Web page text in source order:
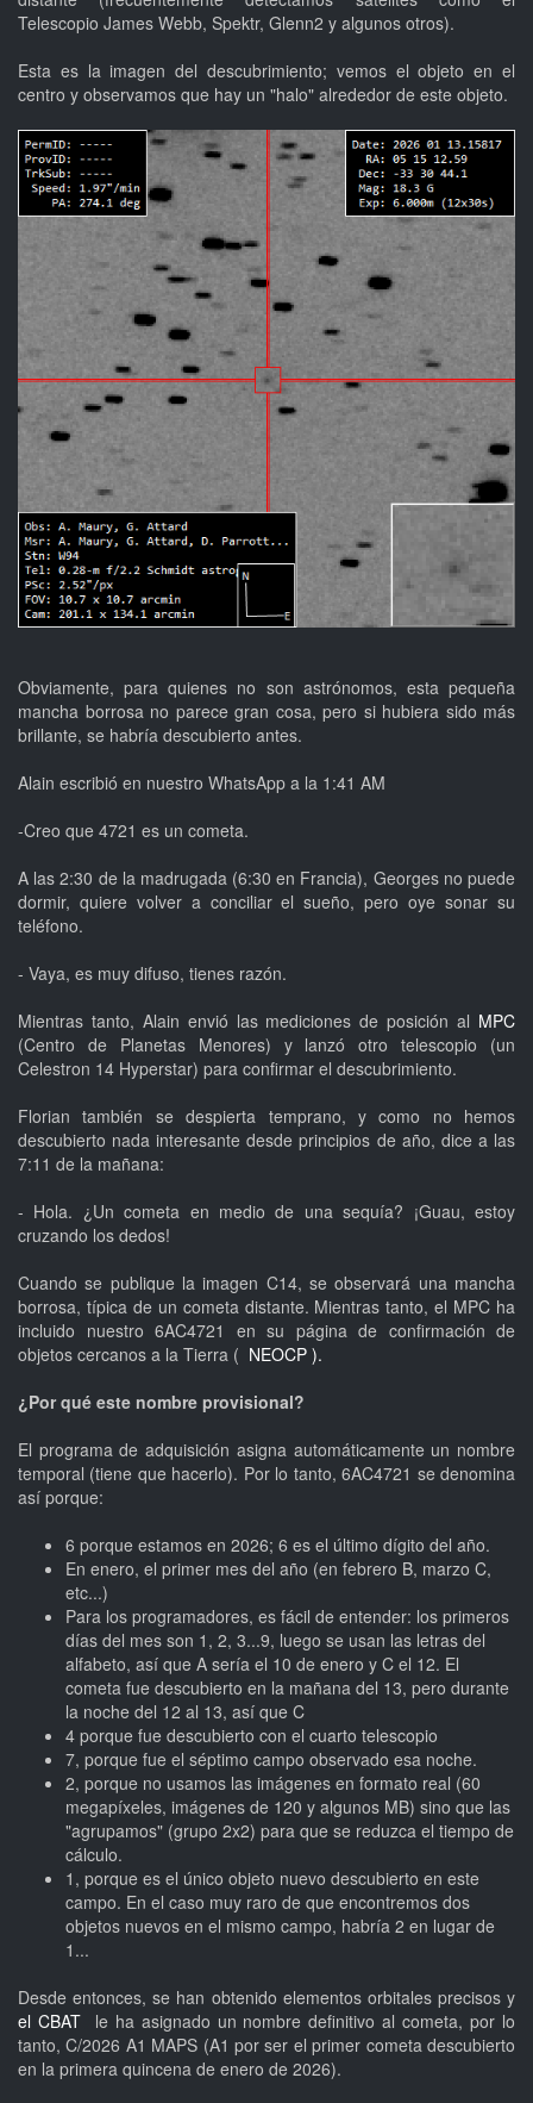
Telescopio James Webb, Spektr, Glenn2 y algunos otros).
Esta es la imagen del descubrimiento; vemos el objeto en el
centro y observamos que hay un "halo" alrededor de este objeto.
Obviamente, para quienes no son astrónomos, esta pequeña
mancha borrosa no parece gran cosa, pero si hubiera sido más
brillante, se habría descubierto antes.
Alain escribió en nuestro WhatsApp a la 1:41 AM
-Creo que 4721 es un cometa.
A las 2:30 de la madrugada (6:30 en Francia), Georges no puede
dormir, quiere volver a conciliar el sueño, pero oye sonar su
teléfono.
- Vaya, es muy difuso, tienes razón.
Mientras tanto, Alain envió las mediciones de posición al MPC
(Centro de Planetas Menores) y lanzó otro telescopio (un
Celestron 14 Hyperstar) para confirmar el descubrimiento.
Florian también se despierta temprano, y como no hemos
descubierto nada interesante desde principios de año, dice a las
7:11 de la mañana:
- Hola. ¿Un cometa en medio de una sequía? ¡Guau, estoy
cruzando los dedos!
Cuando se publique la imagen C14, se observará una mancha
borrosa, típica de un cometa distante. Mientras tanto, el MPC ha
incluido nuestro 6AC4721 en su página de confirmación de
objetos cercanos a la Tierra ( NEOCP ).
¿Por qué este nombre provisional?
El programa de adquisición asigna automáticamente un nombre
temporal (tiene que hacerlo). Por lo tanto, 6AC4721 se denomina
así porque:
6 porque estamos en 2026; 6 es el último dígito del año.
En enero, el primer mes del año (en febrero B, marzo C,
etc...)
Para los programadores, es fácil de entender: los primeros
días del mes son 1, 2, 3...9, luego se usan las letras del
alfabeto, así que A sería el 10 de enero y C el 12. El
cometa fue descubierto en la mañana del 13, pero durante
la noche del 12 al 13, así que C
4 porque fue descubierto con el cuarto telescopio
7, porque fue el séptimo campo observado esa noche.
2, porque no usamos las imágenes en formato real (60
megapíxeles, imágenes de 120 y algunos MB) sino que las
"agrupamos" (grupo 2x2) para que se reduzca el tiempo de
cálculo.
1, porque es el único objeto nuevo descubierto en este
campo. En el caso muy raro de que encontremos dos
objetos nuevos en el mismo campo, habría 2 en lugar de
1...
Desde entonces, se han obtenido elementos orbitales precisos y
el CBATle ha asignado un nombre definitivo al cometa, por lo
tanto, C/2026 A1 MAPS (A1 por ser el primer cometa descubierto
en la primera quincena de enero de 2026).